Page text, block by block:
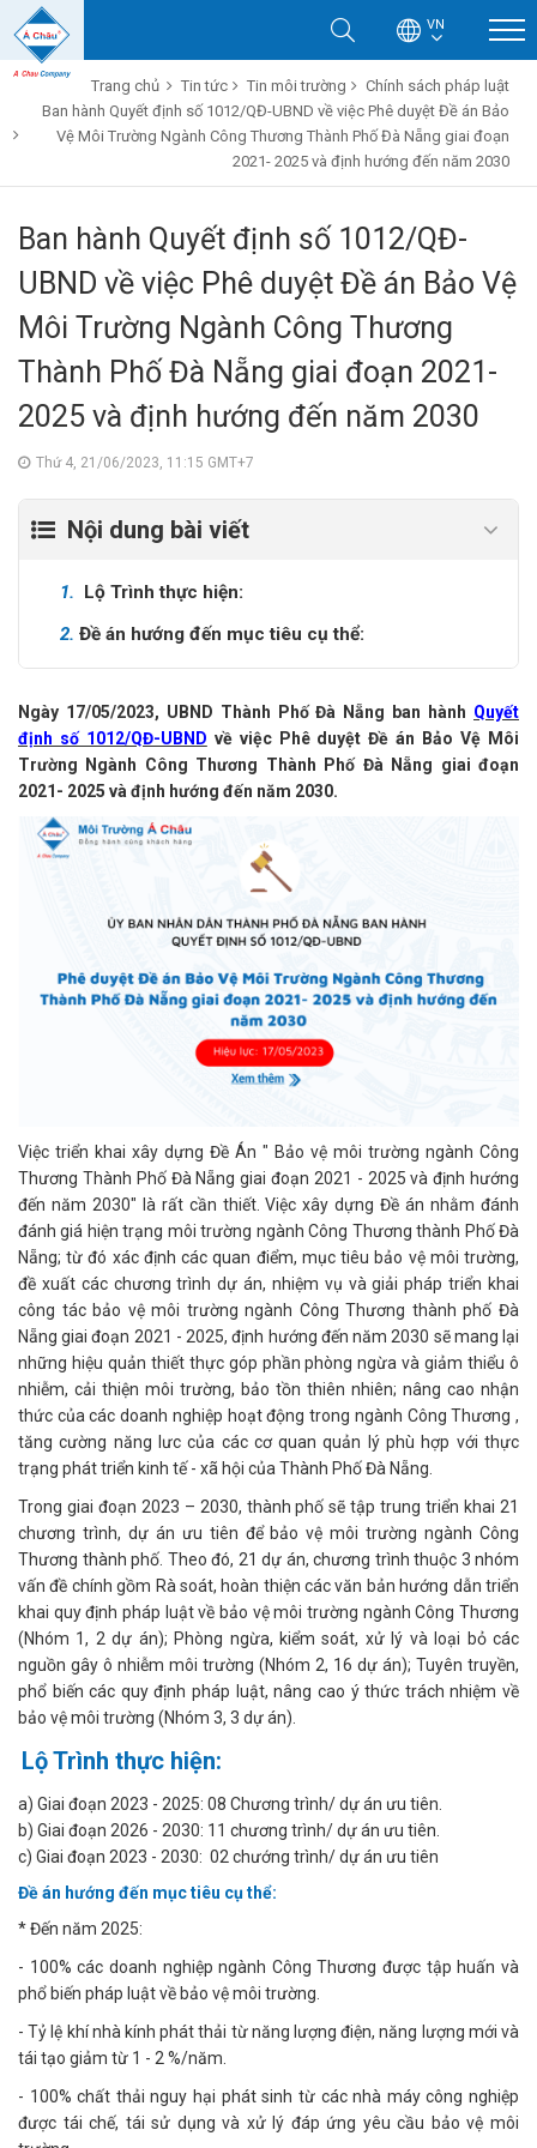
VN
Trang chủ Tin tức Tin môi trường
Chính sách pháp luật
Ban hành Quyết định số 1012/QĐ-UBND về việc Phê duyệt Đề án Bảo
Vệ Môi Trường Ngành Công Thương Thành Phố Đà Nẵng giai đoạn
2021- 2025 và định hướng đến năm 2030
Ban hành Quyết định số 1012/QĐ-
UBND về việc Phê duyệt Đề án Bảo Vệ
Môi Trường Ngành Công Thương
Thành Phố Đà Nẵng giai đoạn 2021-
2025 và định hướng đến năm 2030
Thứ 4, 21/06/2023, 11:15 GMT+7
Nội dung bài viết
1. Lộ Trình thực hiện:
2. Đề án hướng đến mục tiêu cụ thể:
Ngày 17/05/2023, UBND Thành Phố Đà Nẵng ban hành Quyết
định số 1012/QĐ-UBND về việc Phê duyệt Đề án Bảo Vệ Môi
Trường Ngành Công Thương Thành Phố Đà Nẵng giai đoạn
2021- 2025 và định hướng đến năm 2030.
Việc triển khai xây dựng Đề Án " Bảo vệ môi trường ngành Công
Thương Thành Phố Đà Nẵng giai đoạn 2021 - 2025 và định hướng
đến năm 2030" là rất cần thiết. Việc xây dựng Đề án nhằm đánh
đánh giá hiện trạng môi trường ngành Công Thương thành Phố Đà
Nẵng; từ đó xác định các quan điểm, mục tiêu bảo vệ môi trường,
đề xuất các chương trình dự án, nhiệm vụ và giải pháp triển khai
công tác bảo vệ môi trường ngành Công Thương thành phố Đà
Nẵng giai đoạn 2021 - 2025, định hướng đến năm 2030 sẽ mang lại
những hiệu quản thiết thực góp phần phòng ngừa và giảm thiểu ô
nhiễm, cải thiện môi trường, bảo tồn thiên nhiên; nâng cao nhận
thức của các doanh nghiệp hoạt động trong ngành Công Thương ,
tăng cường năng lưc của các cơ quan quản lý phù hợp với thực
trạng phát triển kinh tế - xã hội của Thành Phố Đà Nẵng.
Trong giai đoạn 2023 – 2030, thành phố sẽ tập trung triển khai 21
chương trình, dự án ưu tiên để bảo vệ môi trường ngành Công
Thương thành phố. Theo đó, 21 dự án, chương trình thuộc 3 nhóm
vấn đề chính gồm Rà soát, hoàn thiện các văn bản hướng dẫn triển
khai quy định pháp luật về bảo vệ môi trường ngành Công Thương
(Nhóm 1, 2 dự án); Phòng ngừa, kiểm soát, xử lý và loại bỏ các
nguồn gây ô nhiễm môi trường (Nhóm 2, 16 dự án); Tuyên truyền,
phổ biến các quy định pháp luật, nâng cao ý thức trách nhiệm về
bảo vệ môi trường (Nhóm 3, 3 dự án).
Lộ Trình thực hiện:
a) Giai đoạn 2023 - 2025: 08 Chương trình/ dự án ưu tiên.
b) Giai đoạn 2026 - 2030: 11 chương trình/ dự án ưu tiên.
c) Giai đoạn 2023 - 2030: 02 chướng trình/ dự án ưu tiên
Đề án hướng đến mục tiêu cụ thể:
* Đến năm 2025:
- 100% các doanh nghiệp ngành Công Thương được tập huấn và
phổ biến pháp luật về bảo vệ môi trường.
- Tỷ lệ khí nhà kính phát thải từ năng lượng điện, năng lượng mới và
tái tạo giảm từ 1 - 2 %/năm.
- 100% chất thải nguy hại phát sinh từ các nhà máy công nghiệp
được tái chế, tái sử dụng và xử lý đáp ứng yêu cầu bảo vệ môi